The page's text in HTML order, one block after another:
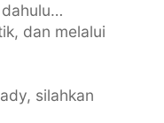
dan melalui
silahkan